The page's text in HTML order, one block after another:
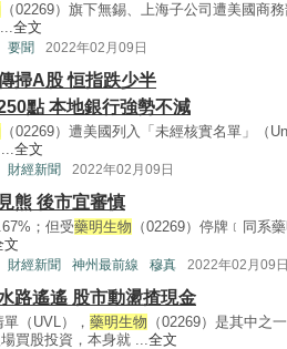
（02269）旗下無錫、上海子公司遭美國商
全文
要聞 2022年02月09日
掃A股 恒指跌少半
點 本地銀行強勢不減
（02269）遭美國列入「未經核實名單」（
...全文
財經新聞 2022年02月09日
熊 後市宜審慎
；但受藥明生物 （02269）停牌﹝同系
文
財經新聞 神州最前線 穆真 2022年02月09日
路遙遙 股市動盪揸現金
（UVL）， 藥明生物 （02269）是其中之
買股投資，本身就 ...全文